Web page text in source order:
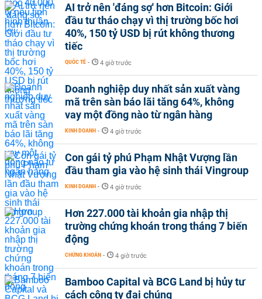
AI trở nên 'đáng sợ' hơn Bitcoin: Giới
đầu tư tháo chạy vì thị trường bốc hơi
40%, 150 tỷ USD bị rút không thương
tiếc
QUỐC TẾ - 4 giờ trước
Doanh nghiệp duy nhất sản xuất vàng
mã trên sàn báo lãi tăng 64%, không
vay một đồng nào từ ngân hàng
KINH DOANH - 4 giờ trước
Con gái tỷ phú Phạm Nhật Vượng lần
đầu tham gia vào hệ sinh thái Vingroup
KINH DOANH - 4 giờ trước
Hơn 227.000 tài khoản gia nhập thị
trường chứng khoán trong tháng 7 biến
động
CHỨNG KHOÁN - 4 giờ trước
Bamboo Capital và BCG Land bị hủy tư
cách công ty đại chúng